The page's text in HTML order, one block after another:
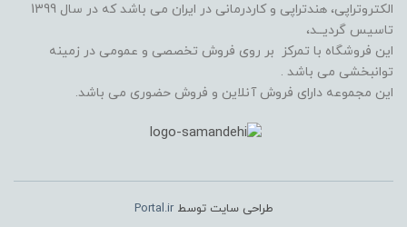
الکتروتراپی، هندتراپی و کاردرمانی در ایران می باشد که در سال 1399
تاسیس گردیــد،
این فروشگاه با تمرکز بر روی فروش تخصصی و عمومی در زمینه
توانبخشی می باشد .
این مجموعه دارای فروش آنلاین و فروش حضوری می باشد.
طراحی سایت توسطPortal.ir